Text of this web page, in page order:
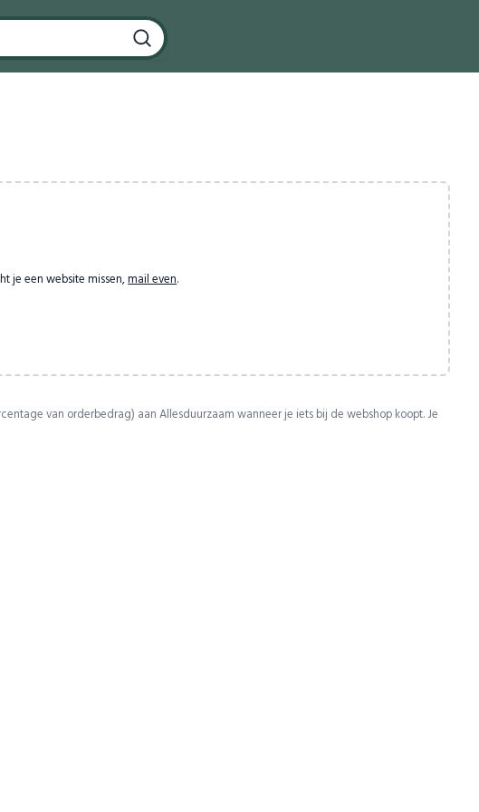
je een website missen,mail even.
van orderbedrag) aan Allesduurzaam wanneer je iets bij de webshop koopt. Je